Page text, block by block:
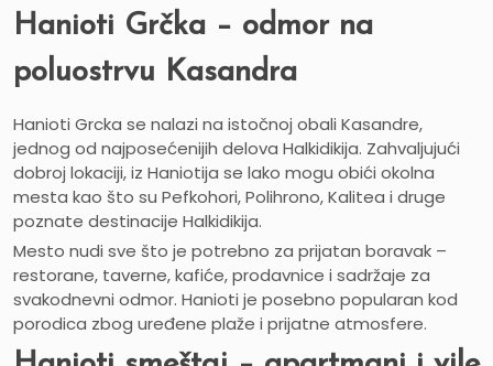
Hanioti Grčka – odmor na
poluostrvu Kasandra
Hanioti Grcka se nalazi na istočnoj obali Kasandre,
jednog od najposećenijih delova Halkidikija. Zahvaljujući
dobroj lokaciji, iz Haniotija se lako mogu obići okolna
mesta kao što su Pefkohori, Polihrono, Kalitea i druge
poznate destinacije Halkidikija.
Mesto nudi sve što je potrebno za prijatan boravak –
restorane, taverne, kafiće, prodavnice i sadržaje za
svakodnevni odmor. Hanioti je posebno popularan kod
porodica zbog uređene plaže i prijatne atmosfere.